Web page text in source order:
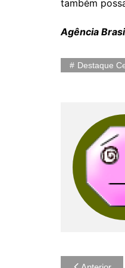
também
Agência
Destaque
Navegação